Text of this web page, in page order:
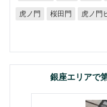
虎ノ門 桜田門 虎ノ門
銀座エリアで